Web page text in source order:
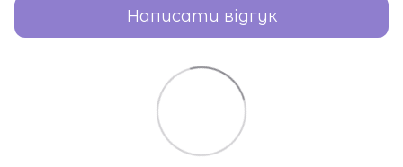
Написати відгук